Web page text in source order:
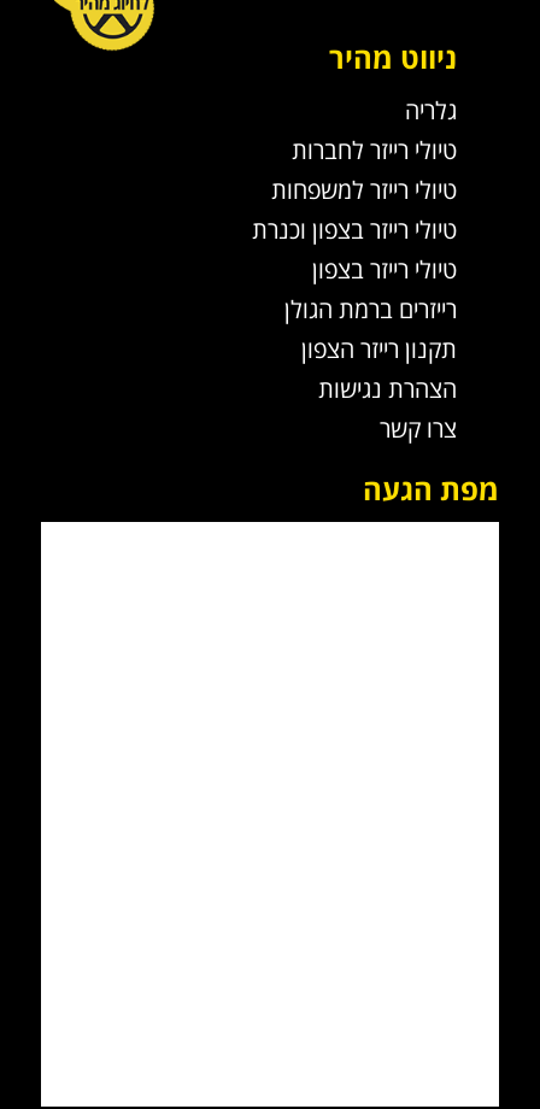
ניווט מהיר
גלריה
טיולי רייזר לחברות
טיולי רייזר למשפחות
טיולי רייזר בצפון וכנרת
טיולי רייזר בצפון
רייזרים ברמת הגולן
תקנון רייזר הצפון
הצהרת נגישות
צרו קשר
מפת הגעה